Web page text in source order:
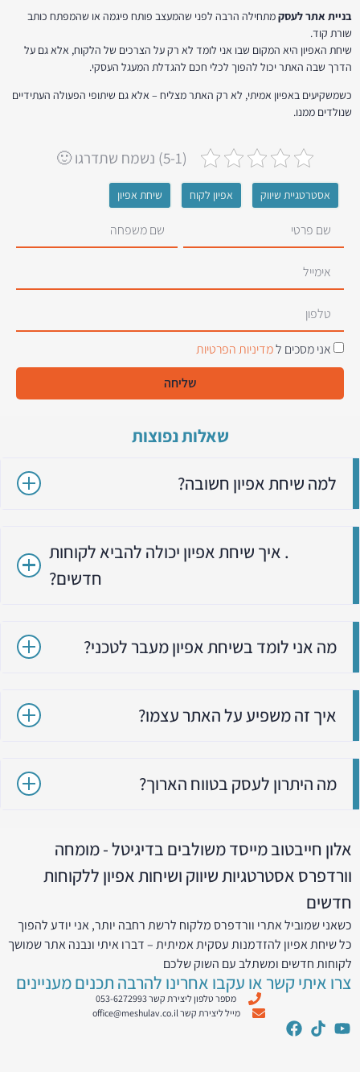
בניית אתר לעסקמתחילה הרבה לפני שהמעצב פותח פיגמה או שהמפתח כותב
שורת קוד.
שיחת האפיון היא המקום שבו אני לומד לא רק על הצרכים של הלקוח, אלא גם על
הדרך שבה האתר יכול להפוך לכלי חכם להגדלת המעגל העסקי.
כשמשקיעים באפיון אמיתי, לא רק האתר מצליח – אלא גם שיתופי הפעולה העתידיים
שנולדים ממנו.
(5-1) נשמח שתדרגו 🙂
אסטרטגיית שיווק אפיון לקוח שיחת אפיון
אני מסכים למדיניות הפרטיות
שליחה
שאלות נפוצות
למה שיחת אפיון חשובה?
. איך שיחת אפיון יכולה להביא לקוחות
חדשים?
מה אני לומד בשיחת אפיון מעבר לטכני?
איך זה משפיע על האתר עצמו?
מה היתרון לעסק בטווח הארוך?
אלון חייבטוב מייסד משולבים בדיגיטל - מומחה
וורדפרס אסטרטגיות שיווק ושיחות אפיון ללקוחות
חדשים
כשאני שמוביל אתרי וורדפרס מלקוח לרשת רחבה יותר, אני יודע להפוך
כל שיחת אפיון להזדמנות עסקית אמיתית – דברו איתי ונבנה אתר שמושך
לקוחות חדשים ומשתלב עם השוק שלכם
צרו איתי קשר או עקבו אחרינו להרבה תכנים מעניינים
מספר טלפון ליצירת קשר 053-6272993
מייל ליצירת קשר office@meshulav.co.il